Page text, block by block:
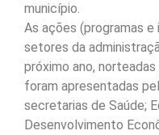
município.
As ações (programas
setores da
próximo ano,
foram apresentadas
secretarias de Saúde;
Desenvolvimento